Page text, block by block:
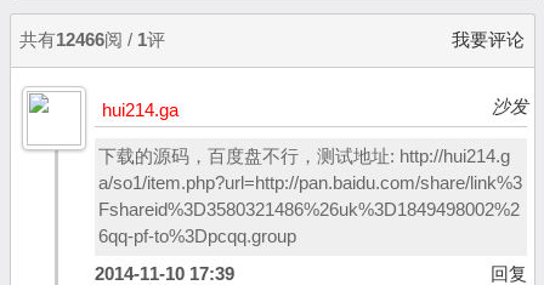
共有12466阅 / 1评 我要评论
hui214.ga 沙发
下载的源码，百度盘不行，测试地址: http://hui214.g
a/so1/item.php?url=http://pan.baidu.com/share/link%3
Fshareid%3D3580321486%26uk%3D1849498002%2
6qq-pf-to%3Dpcqq.group
2014-11-10 17:39
回复